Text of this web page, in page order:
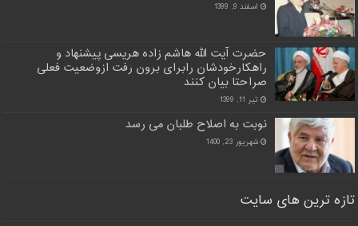
اسفند 9, 1399
حضرت آیت الله هاشم زاده هریسی پیشنهاد و
راهکارخودشان رابرای برون رفت ازوضعیت فعلی
صراحتا بیان کنند
تیر 11, 1399
نوبت به اصلاح طلبان می رسد
شهریور 23, 1400
تازه ترین های سایت